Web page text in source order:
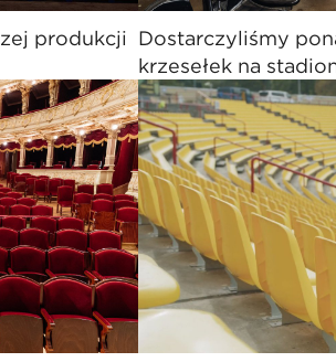
produkcji Dostarczyliśmy
krzesełek na